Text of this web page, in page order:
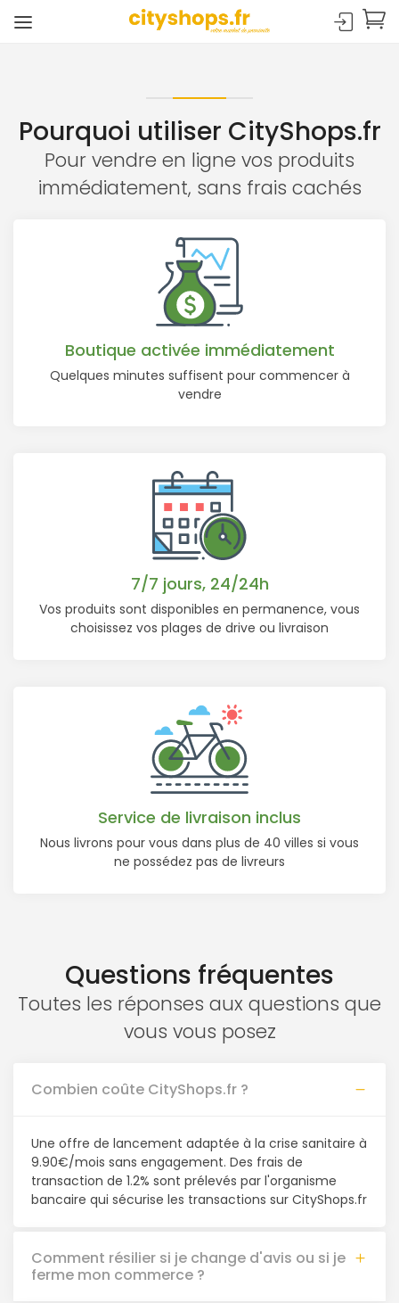
Pourquoi utiliser CityShops.fr
Pour vendre en ligne vos produits
immédiatement, sans frais cachés
Boutique activée immédiatement
Quelques minutes suffisent pour commencer à
vendre
7/7 jours, 24/24h
Vos produits sont disponibles en permanence, vous
choisissez vos plages de drive ou livraison
Service de livraison inclus
Nous livrons pour vous dans plus de 40 villes si vous
ne possédez pas de livreurs
Questions fréquentes
Toutes les réponses aux questions que
vous vous posez
Combien coûte CityShops.fr ?
Une offre de lancement adaptée à la crise sanitaire à
9.90€/mois sans engagement. Des frais de
transaction de 1.2% sont prélevés par l'organisme
bancaire qui sécurise les transactions sur CityShops.fr
Comment résilier si je change d'avis ou si je
ferme mon commerce ?